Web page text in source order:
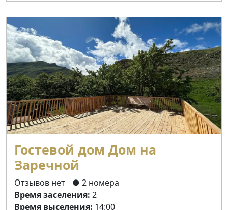
Гостевой дом Дом на
Заречной
Отзывов нет
● 2 номера
Время заселения: 2
Время выселения: 14:00